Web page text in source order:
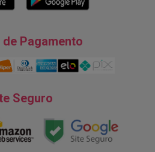
Pagamento
Seguro